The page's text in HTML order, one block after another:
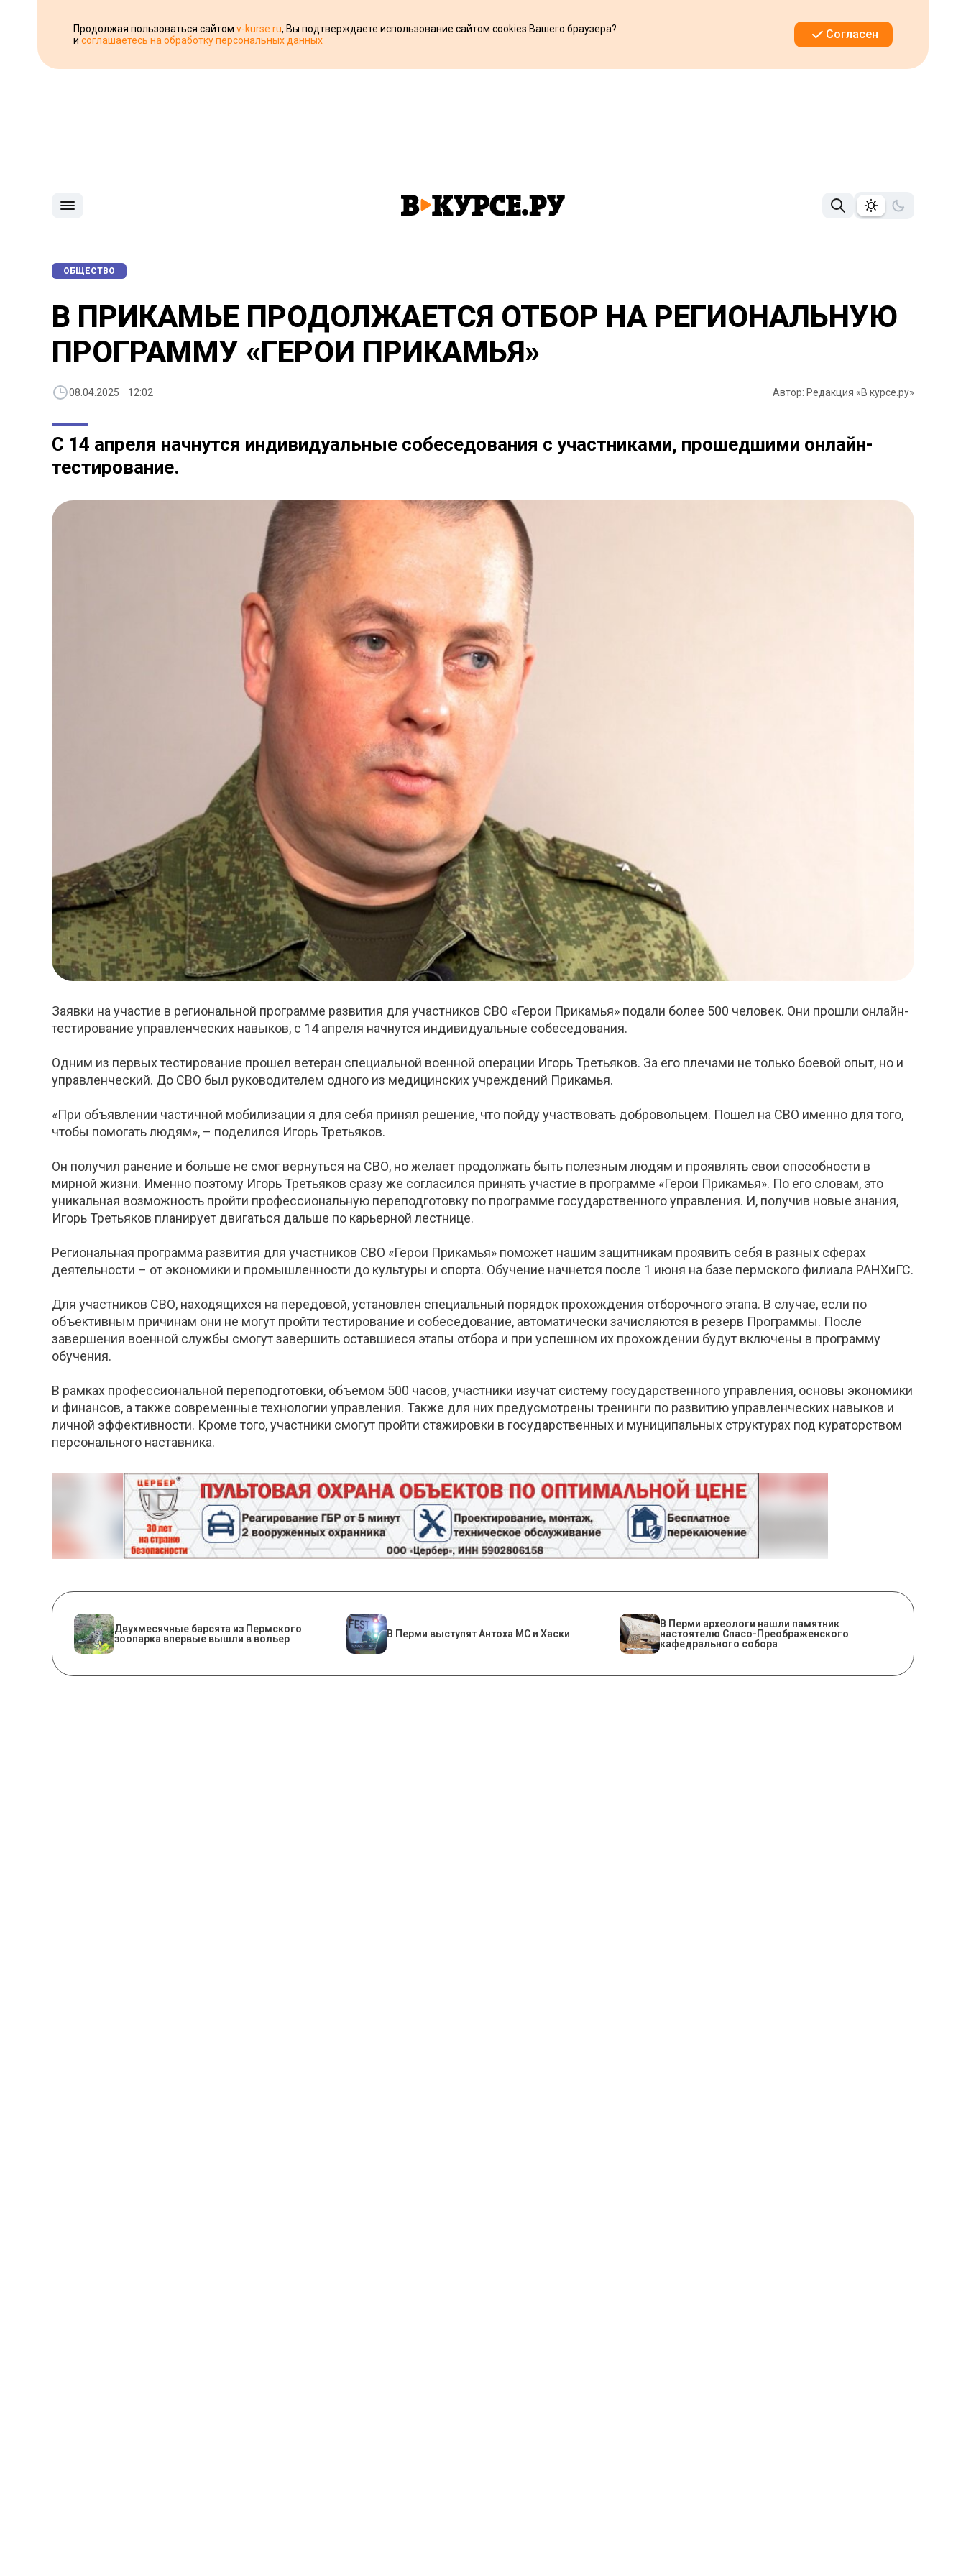
Продолжая пользоваться сайтом v-kurse.ru, Вы подтверждаете использование сайтом cookies Вашего браузера?
и соглашаетесь на обработку персональных данных Согласен
ОБЩЕСТВО
В ПРИКАМЬЕ ПРОДОЛЖАЕТСЯ ОТБОР НА РЕГИОНАЛЬНУЮ
ПРОГРАММУ «ГЕРОИ ПРИКАМЬЯ»
08.04.2025 12:02 Автор: Редакция «В курсе.ру»
С 14 апреля начнутся индивидуальные собеседования с участниками, прошедшими онлайн-
тестирование.
Заявки на участие в региональной программе развития для участников СВО «Герои Прикамья» подали более 500 человек. Они прошли онлайн-
тестирование управленческих навыков, с 14 апреля начнутся индивидуальные собеседования.
Одним из первых тестирование прошел ветеран специальной военной операции Игорь Третьяков. За его плечами не только боевой опыт, но и
управленческий. До СВО был руководителем одного из медицинских учреждений Прикамья.
«При объявлении частичной мобилизации я для себя принял решение, что пойду участвовать добровольцем. Пошел на СВО именно для того,
чтобы помогать людям», – поделился Игорь Третьяков.
Он получил ранение и больше не смог вернуться на СВО, но желает продолжать быть полезным людям и проявлять свои способности в
мирной жизни. Именно поэтому Игорь Третьяков сразу же согласился принять участие в программе «Герои Прикамья». По его словам, это
уникальная возможность пройти профессиональную переподготовку по программе государственного управления. И, получив новые знания,
Игорь Третьяков планирует двигаться дальше по карьерной лестнице.
Региональная программа развития для участников СВО «Герои Прикамья» поможет нашим защитникам проявить себя в разных сферах
деятельности – от экономики и промышленности до культуры и спорта. Обучение начнется после 1 июня на базе пермского филиала РАНХиГС.
Для участников СВО, находящихся на передовой, установлен специальный порядок прохождения отборочного этапа. В случае, если по
объективным причинам они не могут пройти тестирование и собеседование, автоматически зачисляются в резерв Программы. После
завершения военной службы смогут завершить оставшиеся этапы отбора и при успешном их прохождении будут включены в программу
обучения.
В рамках профессиональной переподготовки, объемом 500 часов, участники изучат систему государственного управления, основы экономики
и финансов, а также современные технологии управления. Также для них предусмотрены тренинги по развитию управленческих навыков и
личной эффективности. Кроме того, участники смогут пройти стажировки в государственных и муниципальных структурах под кураторством
персонального наставника.
Двухмесячные барсята из Пермского
зоопарка впервые вышли в вольер
В Перми выступят Антоха МС и Хаски
​В Перми археологи нашли памятник
настоятелю Спасо-Преображенского
кафедрального собора